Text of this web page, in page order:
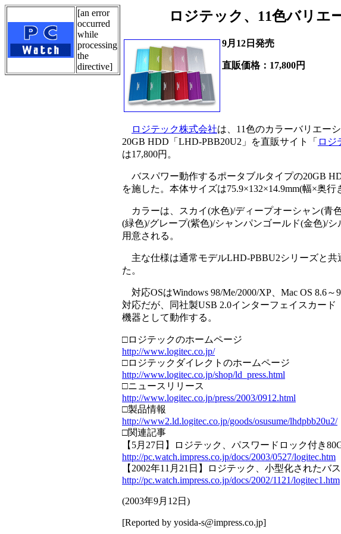
[an error
occurred
while
processing
the
directive]
ロジテック、11色バリエ
9月12日発売
直販価格：17,800円
ロジテック株式会社は、11色のカラーバリエー
20GB HDD「LHD-PBB20U2」を直販サイト「 ロジ
は17,800円。
バスパワー動作するポータブルタイプの20GB
を施した。本体サイズは75.9×132×14.9mm(幅×奥
カラーは、スカイ(水色)/ディープオーシャン(青
(緑色)/グレープ(紫色)/シャンパンゴールド(金色)/
用意される。
主な仕様は通常モデルLHD-PBBU2シリーズと共
た。
対応OSはWindows 98/Me/2000/XP、Mac OS 8.6～
対応だが、同社製USB 2.0インターフェイスカー
機器として動作する。
□ロジテックのホームページ
http://www.logitec.co.jp/
□ロジテックダイレクトのホームページ
http://www.logitec.co.jp/shop/ld_press.html
□ニュースリリース
http://www.logitec.co.jp/press/2003/0912.html
□製品情報
http://www2.ld.logitec.co.jp/goods/osusume/lhdpbb20u2/
□関連記事
【5月27日】ロジテック、パスワードロック付き
http://pc.watch.impress.co.jp/docs/2003/0527/logitec.htm
【2002年11月21日】ロジテック、小型化されたバ
http://pc.watch.impress.co.jp/docs/2002/1121/logitec1.htm
(2003年9月12日 )
[Reported by yosida-s@impress.co.jp]